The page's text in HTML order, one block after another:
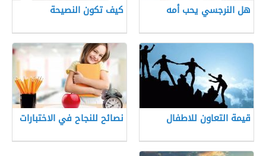
هل النرجسي يحب أمه كيف تكون النصيحة
قيمة التعاون للاطفال نصائح للنجاح في الاختبارات